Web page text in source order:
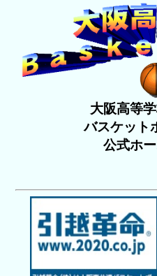
大阪高等
バスケット
公式ホ